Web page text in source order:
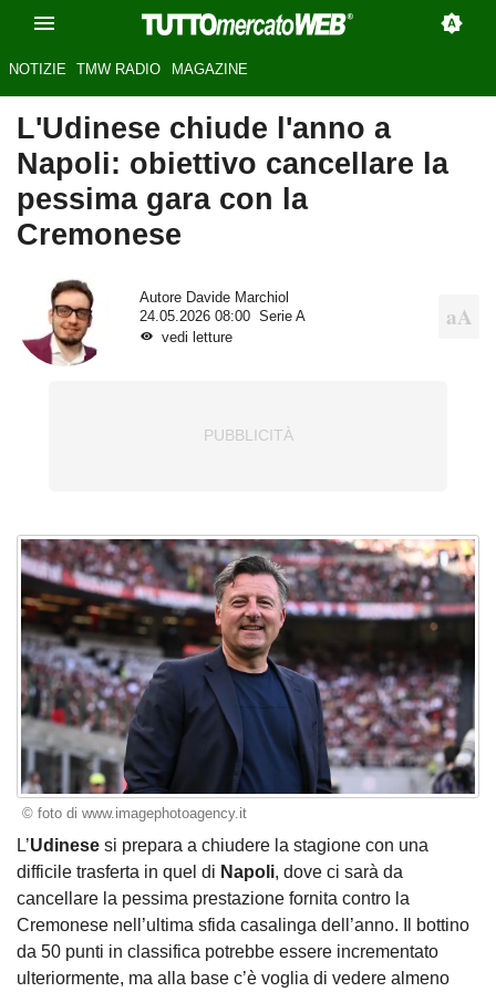
NOTIZIE TMW RADIO MAGAZINE
L'Udinese chiude l'anno a
Napoli: obiettivo cancellare la
pessima gara con la
Cremonese
Autore Davide Marchiol
24.05.2026 08:00
Serie A
vedi letture
© foto di www.imagephotoagency.it
L’Udinese si prepara a chiudere la stagione con una
difficile trasferta in quel di Napoli, dove ci sarà da
cancellare la pessima prestazione fornita contro la
Cremonese nell’ultima sfida casalinga dell’anno. Il bottino
da 50 punti in classifica potrebbe essere incrementato
ulteriormente, ma alla base c’è voglia di vedere almeno